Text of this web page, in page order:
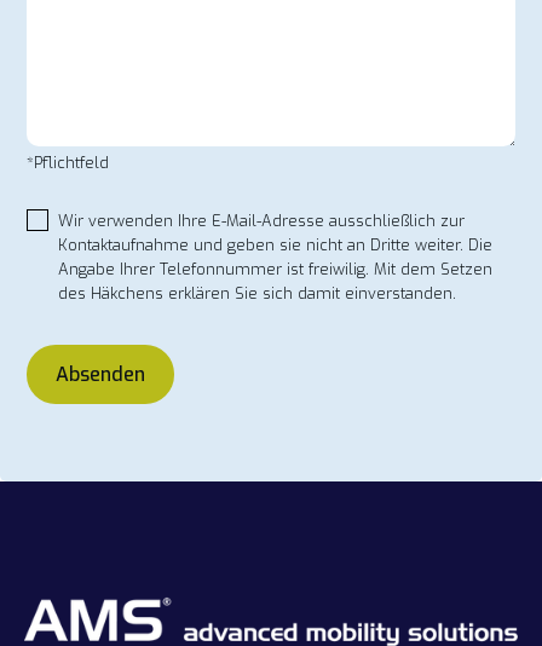
*Pflichtfeld
Wir verwenden Ihre E-Mail-Adresse ausschließlich zur
Kontaktaufnahme und geben sie nicht an Dritte weiter. Die
Angabe Ihrer Telefonnummer ist freiwilig. Mit dem Setzen
des Häkchens erklären Sie sich damit einverstanden.
Absenden